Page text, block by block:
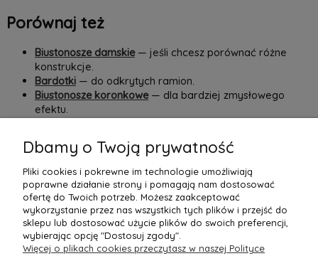
Porównaj też
Biustonosze damskie— jeśli chcesz porównać różne
konstrukcje.
Bardotki— do odkrytych ramion.
Biustonosze koronkowe— dla bardziej zmysłowego
efektu.
wygodę i kobiece wykończenie, dzięki czemu łatwiej dobrać
model do sylwetki i stylizacji.
Dbamy o Twoją prywatność
Pliki cookies i pokrewne im technologie umożliwiają
poprawne działanie strony i pomagają nam dostosować
ofertę do Twoich potrzeb. Możesz zaakceptować
wykorzystanie przez nas wszystkich tych plików i przejść do
sklepu lub dostosować użycie plików do swoich preferencji,
wybierając opcję "Dostosuj zgody".
Więcej o plikach cookies przeczytasz w naszej Polityce